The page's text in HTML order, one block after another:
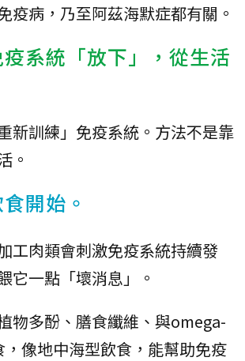
疫病，乃至阿茲海默症都有關。
系統「放下」，從生活
新訓練」免疫系統。方法不是靠
。
開始。
工肉類會刺激免疫系統持續發
它一點「壞消息」。
物多酚、膳食纖維、與omega-
像地中海型飲食，能幫助免疫